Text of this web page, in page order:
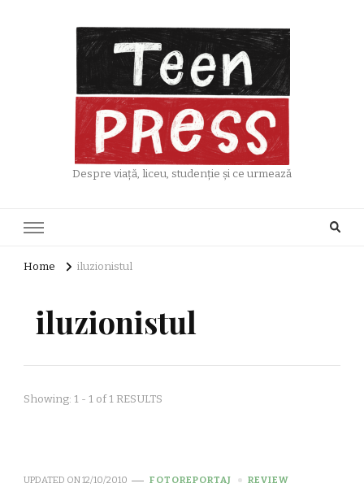
Despre viață, liceu, studenție și ce urmează
Home iluzionistul
iluzionistul
Showing: 1 - 1 of 1 RESULTS
UPDATED ON12/10/2010 FOTOREPORTAJ REVIEW